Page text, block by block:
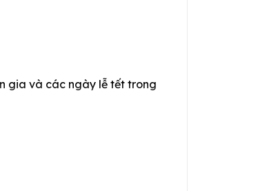
gia và các ngày lễ tết trong